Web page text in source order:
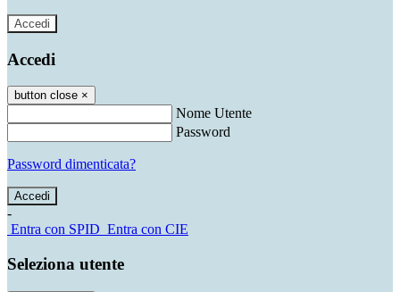
Accedi
Accedi
button close ×
Nome Utente
Password
Password dimenticata?
-
Entra con SPID Entra con CIE
Seleziona utente